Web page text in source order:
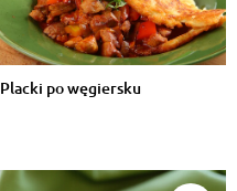
Placki po węgiersku